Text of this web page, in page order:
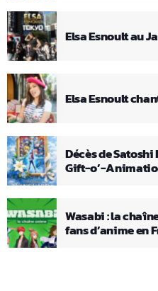
Elsa Esnoult au
Elsa Esnoult
Décès de
Gift-o’-
Wasabi : la
fans d’anime en